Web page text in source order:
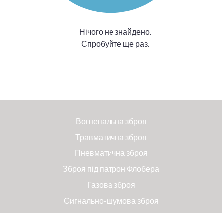
Нічого не знайдено.
Спробуйте ще раз.
Вогнепальна зброя
Травматична зброя
Пневматична зброя
Зброя під патрон Флобера
Газова зброя
Сигнально-шумова зброя